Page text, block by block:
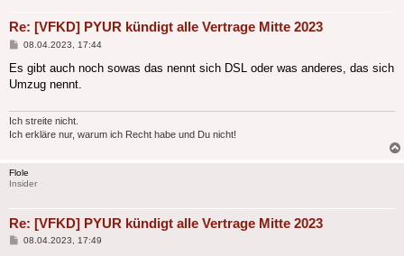
Re: [VFKD] PYUR kündigt alle Vertrage Mitte 2023
Beitrag
08.04.2023, 17:44
Es gibt auch noch sowas das nennt sich DSL oder was anderes, das sich
Umzug nennt.
Ich streite nicht.
Ich erkläre nur, warum ich Recht habe und Du nicht!
Flole
Insider
Re: [VFKD] PYUR kündigt alle Vertrage Mitte 2023
Beitrag
08.04.2023, 17:49